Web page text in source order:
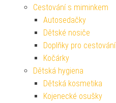
Cestování s miminkem
Autosedačky
Dětské nosiče
Doplňky pro cestování
Kočárky
Dětská hygiena
Dětská kosmetika
Kojenecké osušky